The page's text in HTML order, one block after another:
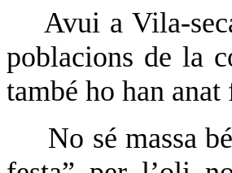
Avui a Vila-
poblacions de la
també ho han
No sé massa